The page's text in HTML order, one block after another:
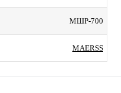
МШР-700
MAERSS